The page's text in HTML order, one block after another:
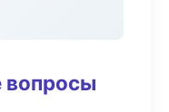
вопросы